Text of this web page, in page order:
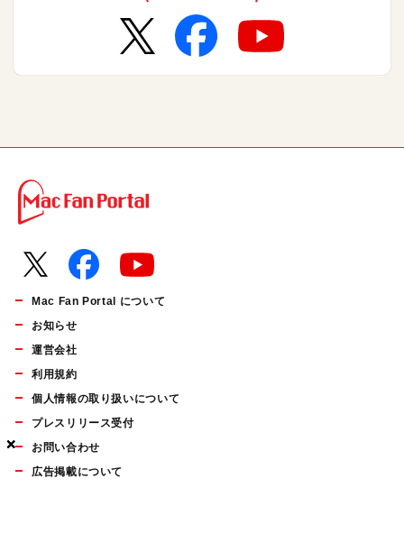
×
×
×
Mac Fan Portal について
お知らせ
運営会社
利用規約
個人情報の取り扱いについて
プレスリリース受付
お問い合わせ
広告掲載について